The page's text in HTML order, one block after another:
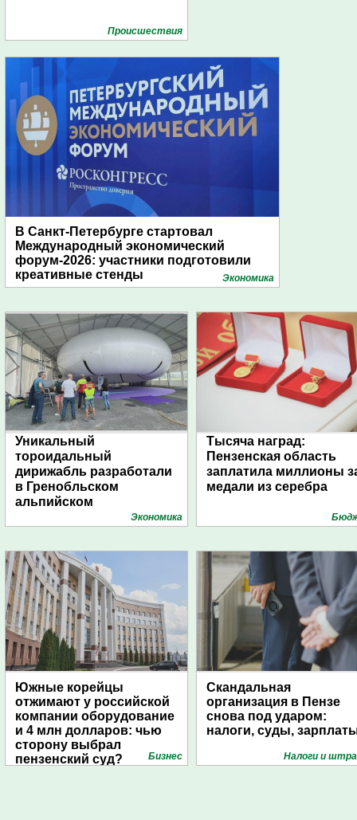
Проиcшествия
В Санкт-Петербурге стартовал
Международный экономический
форум-2026: участники подготовили
креативные стенды
Экономика
Уникальный
тороидальный
дирижабль разработали
в Гренобльском
альпийском
Экономика
Тысяча наград:
Пензенская область
заплатила миллионы
медали из серебра
Южные корейцы
отжимают у российской
компании оборудование
и 4 млн долларов: чью
сторону выбрал
пензенский суд?
Бизнес
Скандальная
организация в Пензе
снова под ударом:
налоги, суды,
Налоги и